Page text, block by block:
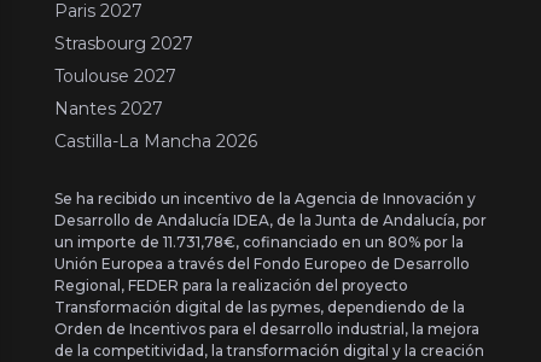
Paris 2027
Strasbourg 2027
Toulouse 2027
Nantes 2027
Castilla-La Mancha 2026
Se ha recibido un incentivo de la Agencia de Innovación y
Desarrollo de Andalucía IDEA, de la Junta de Andalucía, por
un importe de 11.731,78€, cofinanciado en un 80% por la
Unión Europea a través del Fondo Europeo de Desarrollo
Regional, FEDER para la realización del proyecto
Transformación digital de las pymes, dependiendo de la
Orden de Incentivos para el desarrollo industrial, la mejora
de la competitividad, la transformación digital y la creación